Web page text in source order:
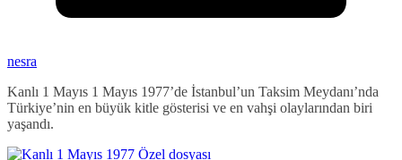
nesra
Kanlı 1 Mayıs 1 Mayıs 1977’de İstanbul’un Taksim Meydanı’nda
Türkiye’nin en büyük kitle gösterisi ve en vahşi olaylarından biri
yaşandı.